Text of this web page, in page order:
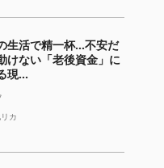
生活で精一杯…不安だ
けない「老後資金」に
現...
カ